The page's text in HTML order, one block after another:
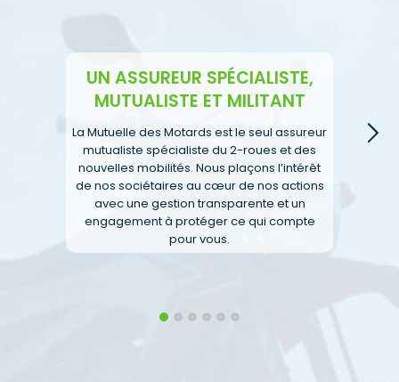
UN ASSUREUR SPÉCIALISTE,
MUTUALISTE ET MILITANT
La Mutuelle des Motards est le seul assureur
mutualiste spécialiste du 2-roues et des
nouvelles mobilités. Nous plaçons l’intérêt
de nos sociétaires au cœur de nos actions
avec une gestion transparente et un
engagement à protéger ce qui compte
pour vous.
1 2 3 4 5 6